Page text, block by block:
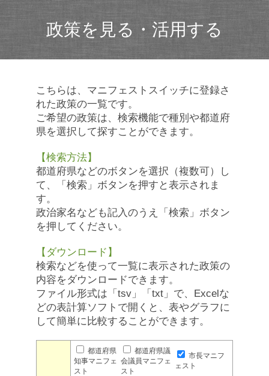
政策を見る・活用する
こちらは、マニフェストスイッチに登録さ
れた政策の一覧です。
ご希望の政策は、検索機能で種別や都道府
県を選択して探すことができます。
【検索方法】
都道府県などのボタンを選択（複数可）し
て、「検索」ボタンを押すと表示されま
す。
政治家名なども記入のうえ「検索」ボタン
を押してください。
【ダウンロード】
検索などを使って一覧に表示された政策の
内容をダウンロードできます。
ファイル形式は「tsv」「txt」で、Excelな
どの表計算ソフトで開くと、表やグラフに
して簡単に比較することができます。
都道府県
知事マニフェ
スト
都道府県議
会議員マニフェ
スト
市長マニフ
ェスト